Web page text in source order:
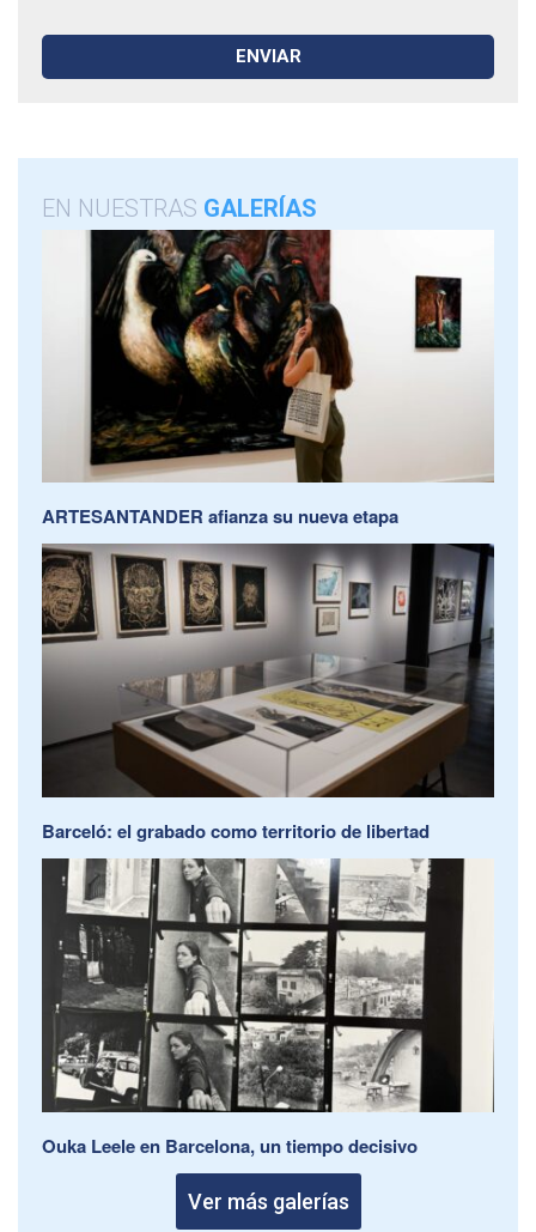
EN NUESTRAS GALERÍAS
ARTESANTANDER afianza su nueva etapa
Barceló: el grabado como territorio de libertad
Ouka Leele en Barcelona, un tiempo decisivo
Ver más galerías